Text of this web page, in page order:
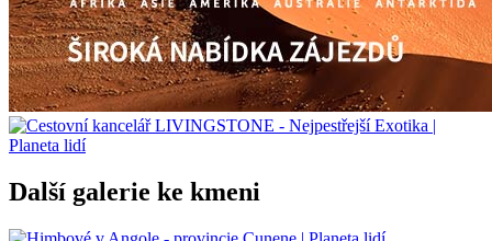
Další galerie ke kmeni